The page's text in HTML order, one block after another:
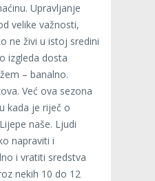
Upravljanje
velike važnosti,
ne živi u istoj sredini
izgleda dosta
– banalno.
Već ova sezona
kada je riječ o
naše. Ljudi
napraviti i
i vratiti sredstva
nekih 10 do 12